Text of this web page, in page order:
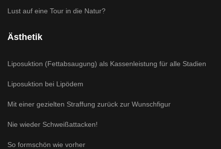
Lust auf eine Tour in die Natur?
Ästhetik
Liposuktion (Fettabsaugung) als Kassenleistung für alle Stadien
Liposuktion bei Lipödem
Mit einer gezielten Straffung zurück zur Wunschfigur
Nie wieder Schweißattacken!
So formschön wie vorher